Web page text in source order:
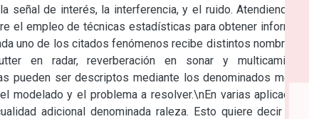
señal de interés, la interferencia, y el ruido. Atendiendo a
el empleo de técnicas estadísticas para obtener
uno de los citados fenómenos recibe distintos nombres;
en radar, reverberación en sonar y multicamino
pueden ser descriptos mediante los denominados
y el problema a resolver.\nEn varias
adicional denominada raleza. Esto quiere decir que